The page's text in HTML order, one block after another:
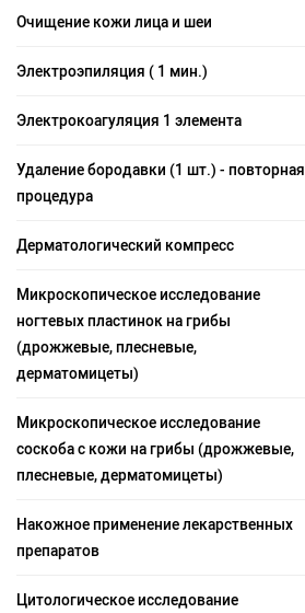
Очищение кожи лица и шеи
Электроэпиляция ( 1 мин.)
Электрокоагуляция 1 элемента
Удаление бородавки (1 шт.) - повторная
процедура
Дерматологический компресс
Микроскопическое исследование
ногтевых пластинок на грибы
(дрожжевые, плесневые,
дерматомицеты)
Микроскопическое исследование
соскоба с кожи на грибы (дрожжевые,
плесневые, дерматомицеты)
Накожное применение лекарственных
препаратов
Цитологическое исследование